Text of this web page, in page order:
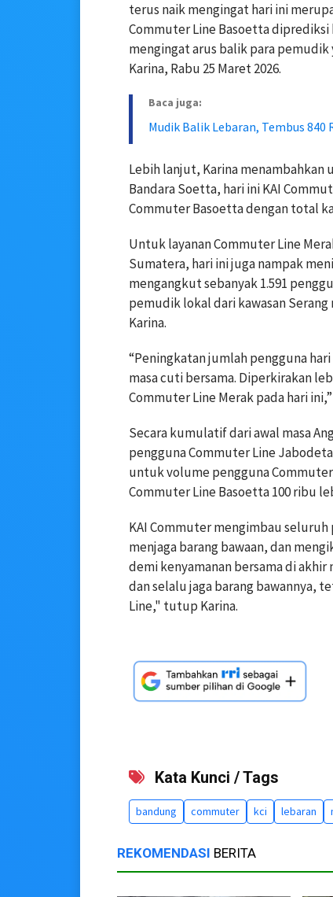
terus naik mengingat hari ini
Commuter Line Basoetta diprediksi
mengingat arus balik para
Karina, Rabu 25 Maret 2026.
Baca juga:
Mudik Balik Lebaran, Tembus
Lebih lanjut, Karina menambahkan
Bandara Soetta, hari ini KAI
Commuter Basoetta dengan total
Untuk layanan Commuter Line
Sumatera, hari ini juga nampak
mengangkut sebanyak 1.591
pemudik lokal dari kawasan
Karina.
“Peningkatan jumlah pengguna
masa cuti bersama. Diperkirakan
Commuter Line Merak pada hari
Secara kumulatif dari awal masa
pengguna Commuter Line
untuk volume pengguna
Commuter Line Basoetta 100 ribu
KAI Commuter mengimbau
menjaga barang bawaan, dan
demi kenyamanan bersama di
dan selalu jaga barang bawannya,
Line," tutup Karina.
Kata Kunci / Tags
bandung commuter kci lebaran
REKOMENDASI BERITA